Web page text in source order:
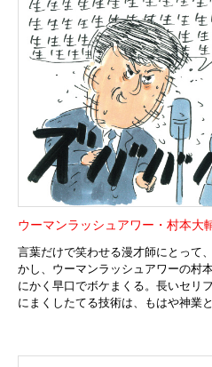
ウーマンラッシュアワー・村本大
言葉だけで笑わせる漫才師にとって
かし、ウーマンラッシュアワーの村
にかく早口でボケまくる。長いセリ
にまくしたてる技術は、もはや神業と